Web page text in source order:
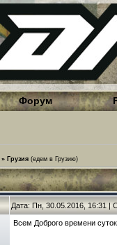
Форум
» Грузия (едем в Грузию)
Дата: Пн, 30.05.2016, 16:31 |
Всем Доброго времени